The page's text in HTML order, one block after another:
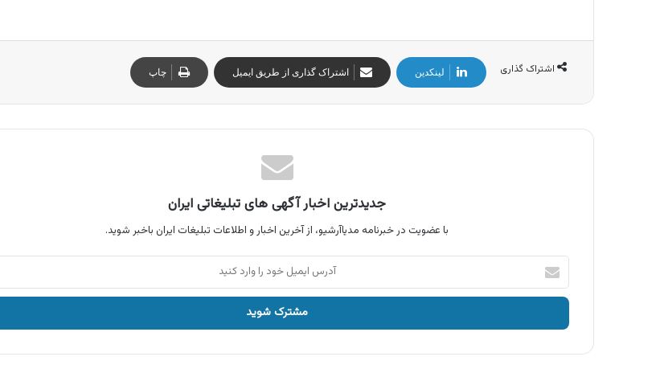
اشتراک گذاری لینکدین اشتراک گذاری از طریق ایمیل چاپ
جدیدترین اخبار آگهی های تبلیغاتی ایران
با عضویت در خبرنامه مدیاآرشیو، از آخرین اخبار و اطلاعات تبلیغات ایران باخبر شوید.
آدرس
ایمیل
خود
وارد